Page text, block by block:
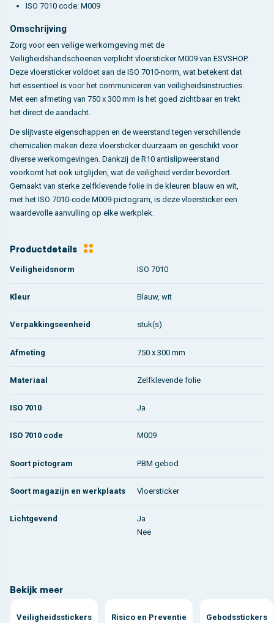
ISO 7010 code: M009
Omschrijving
Zorg voor een veilige werkomgeving met de
Veiligheidshandschoenen verplicht vloersticker M009 van ESVSHOP.
Deze vloersticker voldoet aan de ISO 7010-norm, wat betekent dat
het essentieel is voor het communiceren van veiligheidsinstructies.
Met een afmeting van 750 x 300 mm is het goed zichtbaar en trekt
het direct de aandacht.
De slijtvaste eigenschappen en de weerstand tegen verschillende
chemicaliën maken deze vloersticker duurzaam en geschikt voor
diverse werkomgevingen. Dankzij de R10 antislipweerstand
voorkomt het ook uitglijden, wat de veiligheid verder bevordert.
Gemaakt van sterke zelfklevende folie in de kleuren blauw en wit,
met het ISO 7010-code M009-pictogram, is deze vloersticker een
waardevolle aanvulling op elke werkplek.
Productdetails
Veiligheidsnorm ISO 7010
Kleur Blauw, wit
Verpakkingseenheid stuk(s)
Afmeting 750 x 300 mm
Materiaal Zelfklevende folie
ISO 7010 Ja
ISO 7010 code M009
Soort pictogram PBM gebod
Soort magazijn en werkplaats Vloersticker
Lichtgevend
Ja
Nee
Bekijk meer
Veiligheidsstickers Risico en Preventie Gebodsstickers